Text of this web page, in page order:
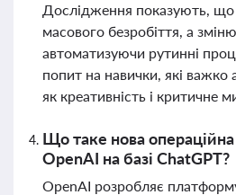
Дослідження показують, що
масового безробіття, а
автоматизуючи рутинні
попит на навички, які важко
як креативність і критичне
Що таке нова
OpenAI на базі ChatGPT?
OpenAI розробляє